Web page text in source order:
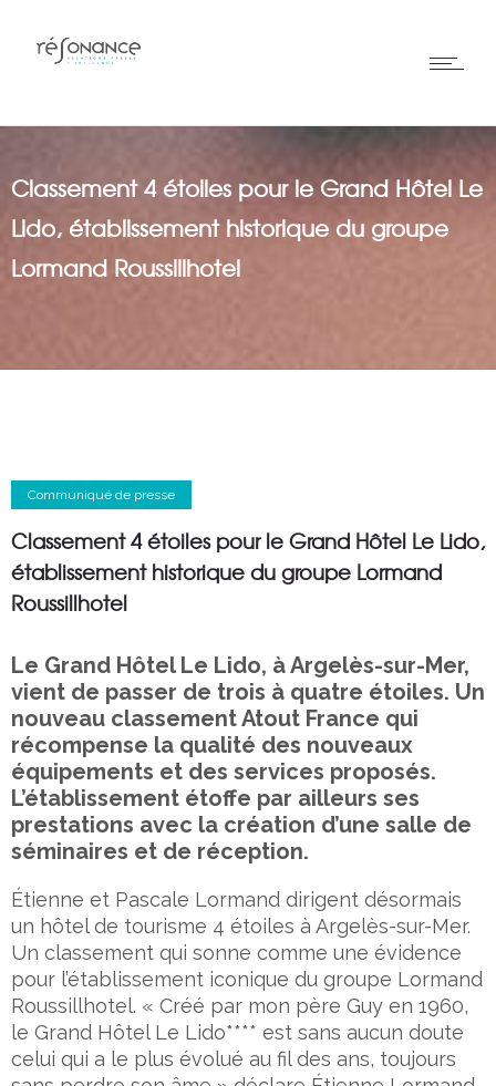
Classement 4 étoiles pour le Grand Hôtel Le
Lido, établissement historique du groupe
Lormand Roussillhotel
Communiqué de presse
Classement 4 étoiles pour le Grand Hôtel Le Lido,
établissement historique du groupe Lormand
Roussillhotel
Le Grand Hôtel Le Lido, à Argelès-sur-Mer,
vient de passer de trois à quatre étoiles. Un
nouveau classement Atout France qui
récompense la qualité des nouveaux
équipements et des services proposés.
L’établissement étoffe par ailleurs ses
prestations avec la création d’une salle de
séminaires et de réception.
Étienne et Pascale Lormand dirigent désormais
un hôtel de tourisme 4 étoiles à Argelès-sur-Mer.
Un classement qui sonne comme une évidence
pour l’établissement iconique du groupe Lormand
Roussillhotel. « Créé par mon père Guy en 1960,
le Grand Hôtel Le Lido**** est sans aucun doute
celui qui a le plus évolué au fil des ans, toujours